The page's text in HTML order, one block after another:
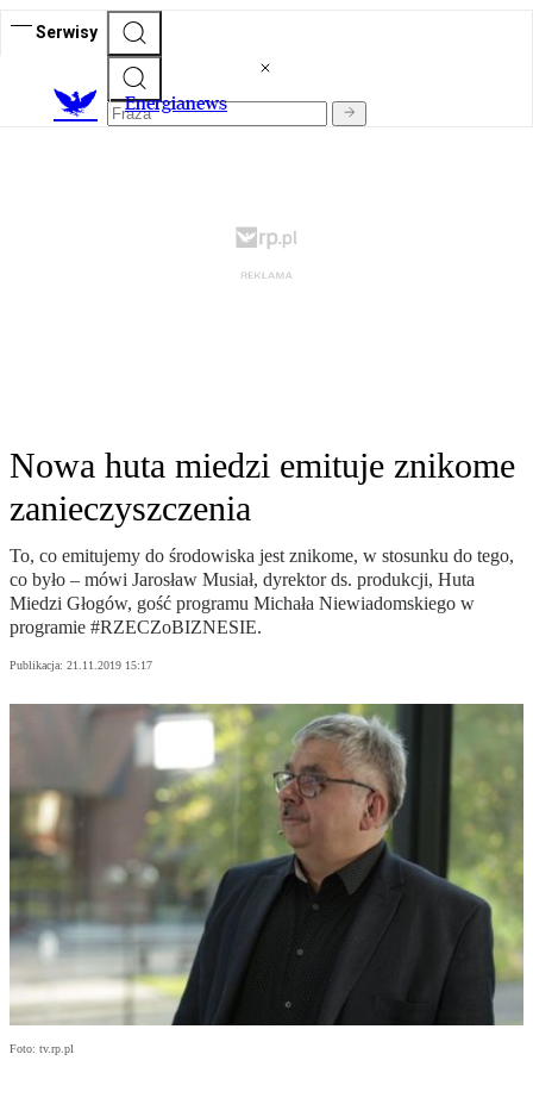
Serwisy
Energianews
Nowa huta miedzi emituje znikome
zanieczyszczenia
To, co emitujemy do środowiska jest znikome, w stosunku do tego,
co było – mówi Jarosław Musiał, dyrektor ds. produkcji, Huta
Miedzi Głogów, gość programu Michała Niewiadomskiego w
programie #RZECZoBIZNESIE.
Publikacja: 21.11.2019 15:17
Foto: tv.rp.pl